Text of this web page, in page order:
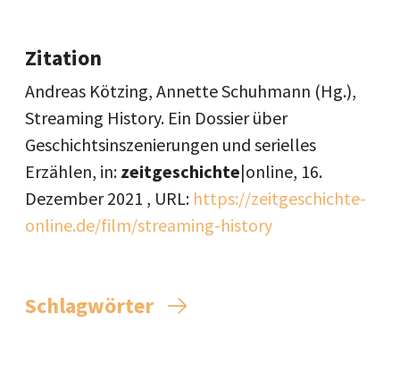
Zitation
Andreas Kötzing, Annette Schuhmann (Hg.),
Streaming History. Ein Dossier über
Geschichtsinszenierungen und serielles
Erzählen, in: zeitgeschichte|online, 16.
Dezember 2021 , URL: https://zeitgeschichte-
online.de/film/streaming-history
Schlagwörter